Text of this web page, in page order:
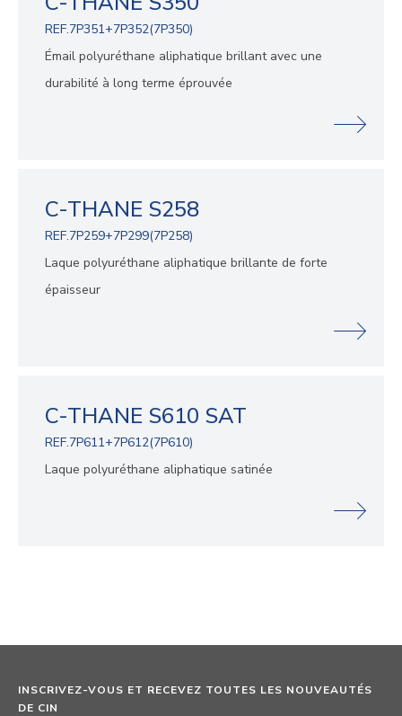
REF.7P351+7P352(7P350)
Émail polyuréthane aliphatique brillant avec une
durabilité à long terme éprouvée
C-THANE S258
REF.7P259+7P299(7P258)
Laque polyuréthane aliphatique brillante de forte
épaisseur
C-THANE S610 SAT
REF.7P611+7P612(7P610)
Laque polyuréthane aliphatique satinée
INSCRIVEZ-VOUS ET RECEVEZ TOUTES LES NOUVEAUTÉS
DE CIN